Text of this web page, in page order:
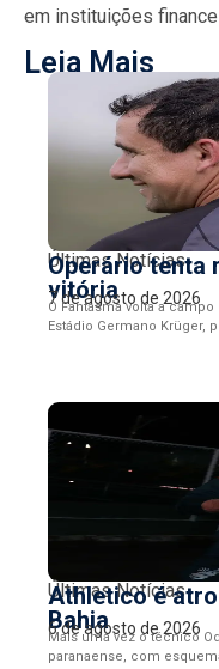
em instituições
Leia Mais
Últimas Notícias
Operário tenta
vitória
7 de agosto de 2026
O Fantasma volta a
Estádio Germano Krüger,
Últimas Notícias
Athletico é
Bahia
6 de agosto de 2026
Mais uma vez o técnico
paranaense, com